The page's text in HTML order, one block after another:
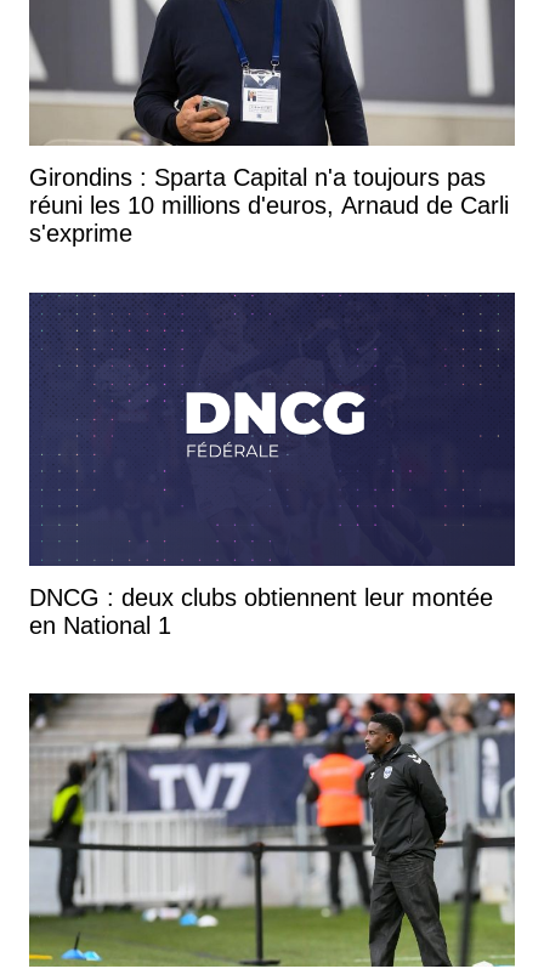
Girondins : Sparta Capital n'a toujours pas
réuni les 10 millions d'euros, Arnaud de Carli
s'exprime
DNCG : deux clubs obtiennent leur montée
en National 1